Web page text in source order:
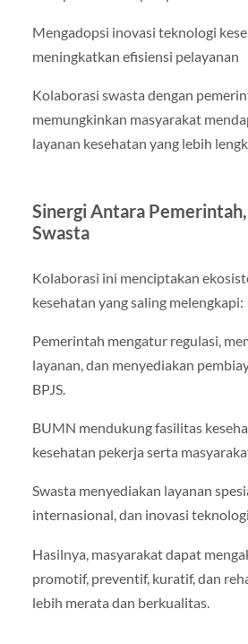
Mengadopsi inovasi teknologi
meningkatkan efisiensi pelayanan
Kolaborasi swasta dengan
memungkinkan masyarakat
layanan kesehatan yang lebih
Sinergi Antara
Swasta
Kolaborasi ini menciptakan
kesehatan yang saling melengkapi:
Pemerintah mengatur regulasi,
layanan, dan menyediakan
BPJS.
BUMN mendukung fasilitas
kesehatan pekerja serta
Swasta menyediakan layanan
internasional, dan inovasi
Hasilnya, masyarakat dapat
promotif, preventif, kuratif, dan
lebih merata dan berkualitas.